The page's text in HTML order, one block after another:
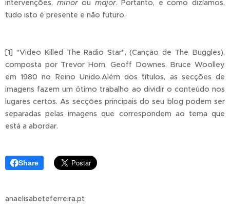
intervenções, minorou major. Portanto, e como dizíamos,
tudo isto é presente e não futuro.
[1] "Video Killed The Radio Star", (Canção de The Buggles),
composta por Trevor Horn, Geoff Downes, Bruce Woolley
em 1980 no Reino Unido.Além dos títulos, as secções de
imagens fazem um ótimo trabalho ao dividir o conteúdo nos
lugares certos. As secções principais do seu blog podem ser
separadas pelas imagens que correspondem ao tema que
está a abordar.
Share
anaelisabeteferreira.pt